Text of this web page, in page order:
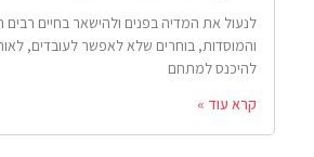
לנעול את המדיה בפנים ולהישאר בחיים רבים
והמוסדות, בוחרים שלא לאפשר לעובדים,
להיכנס למתחם
קרא עוד »